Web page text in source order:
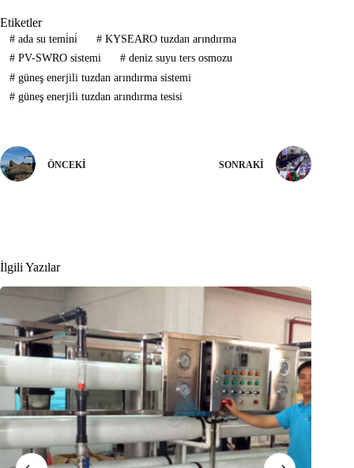
Etiketler
#ada su temi̇ni̇ #KYSEARO tuzdan arındırma
#PV-SWRO sistemi #deniz suyu ters osmozu
#güneş enerjili tuzdan arındırma sistemi
#güneş enerjili tuzdan arındırma tesisi
ÖNCEKI SONRAKI
İlgili Yazılar